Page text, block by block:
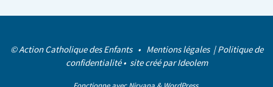
© Action Catholique des Enfants • Mentions légales |Politique de
confidentialité• site créé parIdeolem